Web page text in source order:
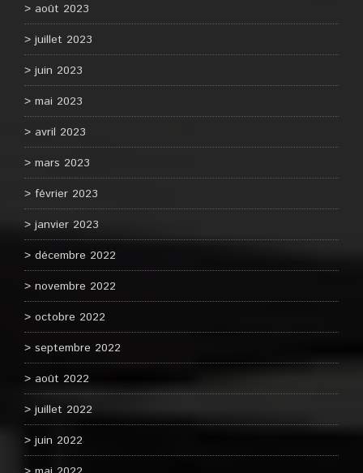
août 2023
juillet 2023
juin 2023
mai 2023
avril 2023
mars 2023
février 2023
janvier 2023
décembre 2022
novembre 2022
octobre 2022
septembre 2022
août 2022
juillet 2022
juin 2022